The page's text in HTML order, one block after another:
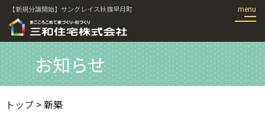
【新規分譲開始】サングレイス秋篠早月町
お知らせ
トップ>新築